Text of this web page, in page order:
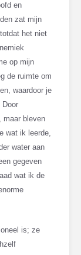
en
zat mijn
het niet
op mijn
de ruimte om
waardoor je
Door
maar bleven
wat ik leerde,
water aan
gegeven
wat ik de
is; ze